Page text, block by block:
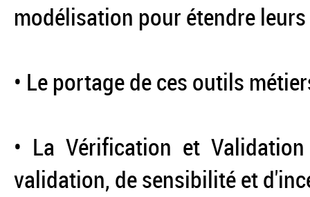
modélisation pour étendre
• Le portage de ces outils
• La Vérification et
validation, de sensibilité et